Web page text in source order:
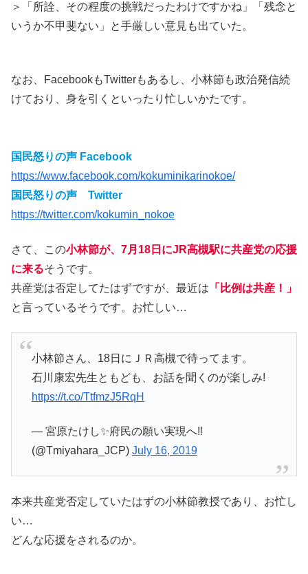
＞「所詮、その程度の挑戦だったわけですかね」「残念と
いうか不甲斐ない」と手厳しい意見も出ていた。
なお、FacebookもTwitterもあるし、小林節も政治発信続
けており、身を引くといったり忙しいかたです。
国民怒りの声 Facebook
https://www.facebook.com/kokuminikarinokoe/
国民怒りの声 Twitter
https://twitter.com/kokumin_nokoe
さて、この小林節が、7月18日にJR高槻駅に共産党の応援
に来るそうです。
共産党は否定してたはずですが、最近は 「比例は共産！」
と言っているそうです。お忙しい…
小林節さん、18日にＪＲ高槻で待ってます。
石川康宏先生ともども、お話を聞くのが楽しみ!
https://t.co/TtfmzJ5RqH
— 宮原たけし✨府民の願い実現へ‼️
(@Tmiyahara_JCP) July 16, 2019
本来共産党否定していたはずの小林節教授であり、お忙し
い…
どんな応援をされるのか。